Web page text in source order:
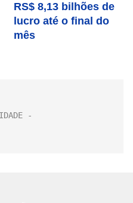
RS$ 8,13 bilhões de
lucro até o final do
mês